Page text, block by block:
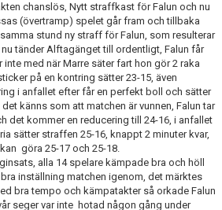
chanslös, Nytt straffkast för Falun och nu
(övertramp) spelet går fram och tillbaka
stund ny straff för Falun, som resulterar
nu tänder Alftagänget till ordentligt, Falun får
med när Marre säter fart hon gör 2 raka
på en kontring sätter 23-15, även
i anfallet efter får en perfekt boll och sätter
känns som att matchen är vunnen, Falun tar
det kommer en reducering till 24-16, i anfallet
sätter straffen 25-16, knappt 2 minuter kvar,
göra 25-17 och 25-18.
alla 14 spelare kämpade bra och höll
inställning matchen igenom, det märktes
bra tempo och kämpatakter så orkade Falun
seger var inte hotad någon gång under